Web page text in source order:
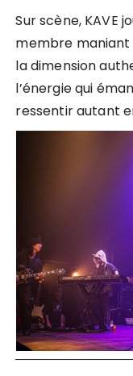
Sur scène, KAVE
membre maniant
la dimension
l’énergie qui
ressentir autant